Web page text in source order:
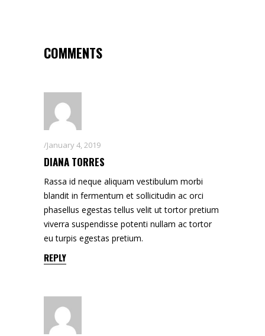
COMMENTS
January 4, 2019
DIANA TORRES
Rassa id neque aliquam vestibulum morbi
blandit in fermentum et sollicitudin ac orci
phasellus egestas tellus velit ut tortor pretium
viverra suspendisse potenti nullam ac tortor
eu turpis egestas pretium.
REPLY